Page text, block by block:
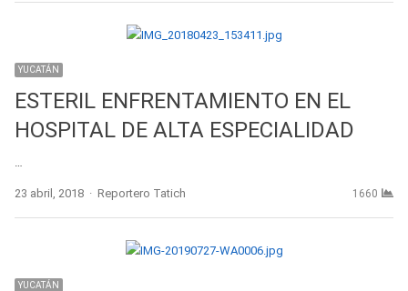
YUCATÁN
ESTERIL ENFRENTAMIENTO EN EL
HOSPITAL DE ALTA ESPECIALIDAD
23 abril, 2018 Author
Reportero Tatich 1660
YUCATÁN